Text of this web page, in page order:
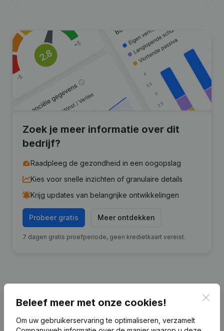
Zoek je meer informatie over dit
bedrijf?
Raadpleeg de gezondheid in een oogopslag
Kies voor snelle inzichten of granulaire details
Krijg updates van belangrijke ontwikkelingen
Probeer gratis Meer ontdekken
7 dagen gratis proefperiode, geen kredietkaart vereist.
Publicatiesvan Jjaz Solutions
Beleef meer met onze cookies!
Om uw gebruikerservaring te optimaliseren, verzamelt